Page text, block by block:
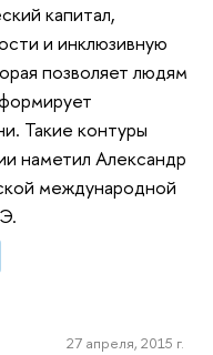
капитал,
и инклюзивную
позволяет людям
Такие контуры
наметил Александр
международной
27 апреля, 2015 г.